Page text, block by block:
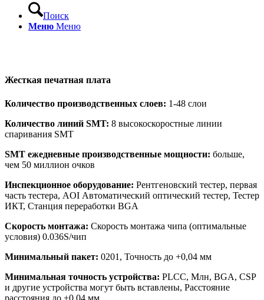
Поиск
Меню Меню
Жесткая печатная плата
Количество производственных слоев: 1-48 слои
Количество линий SMT: 8 высокоскоростные линии
спаривания SMT
SMT ежедневные производственные мощности: больше,
чем 50 миллион очков
Инспекционное оборудование: Рентгеновский тестер, первая
часть тестера, AOI Автоматический оптический тестер, Тестер
ИКТ, Станция переработки BGA
Скорость монтажа: Скорость монтажа чипа (оптимальные
условия) 0.036S/чип
Минимальный пакет: 0201, Точность до +0,04 мм
Минимальная точность устройства: PLCC, Млн, BGA, CSP
и другие устройства могут быть вставлены, Расстояние
расстояния до +0,04 мм